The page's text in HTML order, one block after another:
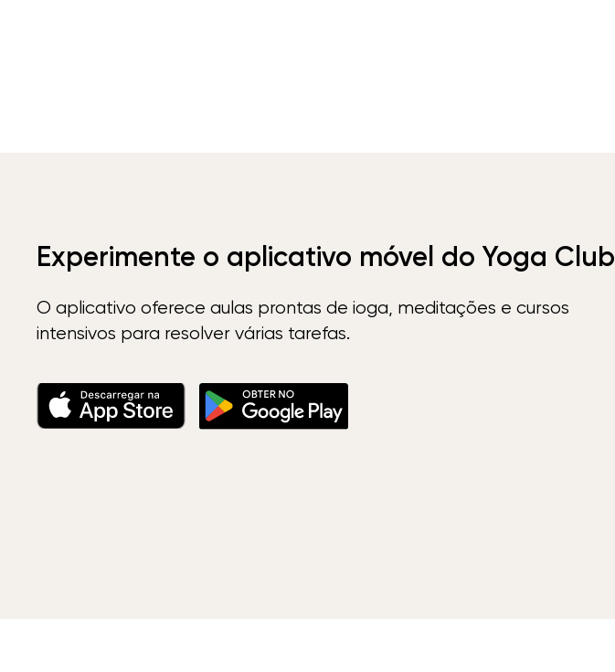
Experimente o aplicativo móvel do Yoga Club
O aplicativo oferece aulas prontas de ioga, meditações e cursos
intensivos para resolver várias tarefas.